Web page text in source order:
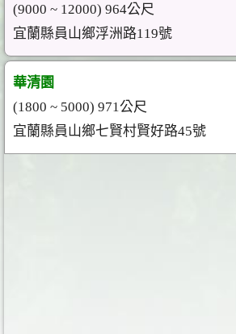
(9000 ~ 12000) 964公尺
宜蘭縣員山鄉浮洲路119號
華清園
(1800 ~ 5000) 971公尺
宜蘭縣員山鄉七賢村賢好路45號